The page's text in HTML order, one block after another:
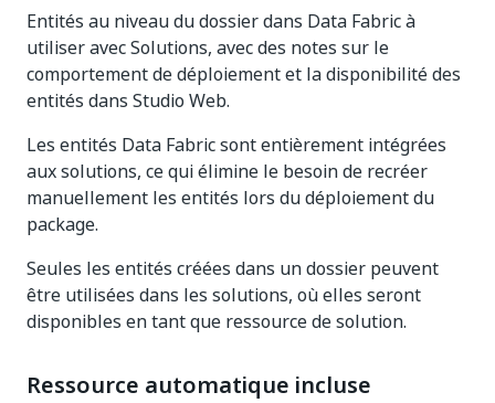
Entités au niveau du dossier dans Data Fabric à
utiliser avec Solutions, avec des notes sur le
comportement de déploiement et la disponibilité des
entités dans Studio Web.
Les entités Data Fabric sont entièrement intégrées
aux solutions, ce qui élimine le besoin de recréer
manuellement les entités lors du déploiement du
package.
Seules les entités créées dans un dossier peuvent
être utilisées dans les solutions, où elles seront
disponibles en tant que ressource de solution.
Ressource automatique incluse